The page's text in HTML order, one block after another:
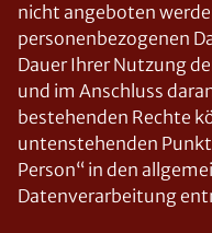
nicht angeboten
personenbezogenen
Dauer Ihrer Nutzung
und im Anschluss
bestehenden Rechte
untenstehenden
Person“ in den
Datenverarbeitung